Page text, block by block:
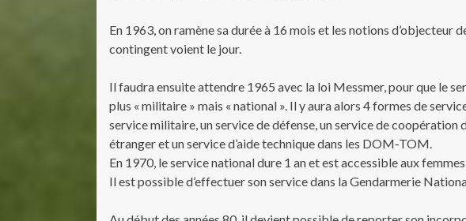
En 1963, on ramène sa durée à 16 mois et les notions d’objecteur
contingent voient le jour.
Il faudra ensuite attendre 1965 avec la loi Messmer, pour que le
plus « militaire » mais « national ». Il y aura alors 4 formes de
service militaire, un service de défense, un service de coopération
étranger et un service d’aide technique dans les DOM-TOM.
En 1970, le service national dure 1 an et est accessible aux
Il est possible d’effectuer son service dans la Gendarmerie